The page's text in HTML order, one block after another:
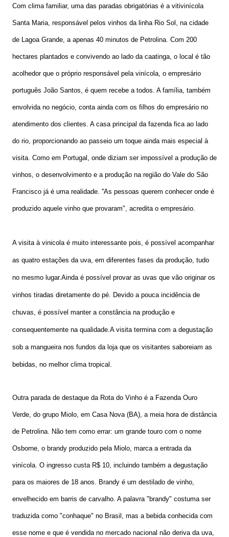
Com clima familiar, uma das paradas obrigatórias é a vitivinícola
Santa Maria, responsável pelos vinhos da linha Rio Sol, na cidade
de Lagoa Grande, a apenas 40 minutos de Petrolina. Com 200
hectares plantados e convivendo ao lado da caatinga, o local é tão
acolhedor que o próprio responsável pela vinícola, o empresário
português João Santos, é quem recebe a todos. A família, também
envolvida no negócio, conta ainda com os filhos do empresário no
atendimento dos clientes. A casa principal da fazenda fica ao lado
do rio, proporcionando ao passeio um toque ainda mais especial à
visita. Como em Portugal, onde diziam ser impossível a produção de
vinhos, o desenvolvimento e a produção na região do Vale do São
Francisco já é uma realidade. ''As pessoas querem conhecer onde é
produzido aquele vinho que provaram", acredita o empresário.
A visita à vinicola é muito interessante pois, é possível acompanhar
as quatro estações da uva, em diferentes fases da produção, tudo
no mesmo lugar.Ainda é possível provar as uvas que vão originar os
vinhos tiradas diretamente do pé. Devido a pouca incidência de
chuvas, é possível manter a constância na produção e
consequentemente na qualidade.A visita termina com a degustação
sob a mangueira nos fundos da loja que os visitantes saboreiam as
bebidas, no melhor clima tropical.
Outra parada de destaque da Rota do Vinho é a Fazenda Ouro
Verde, do grupo Miolo, em Casa Nova (BA), a meia hora de distância
de Petrolina. Não tem como errar: um grande touro com o nome
Osborne, o brandy produzido pela Miolo, marca a entrada da
vinícola. O ingresso custa R$ 10, incluindo também a degustação
para os maiores de 18 anos. Brandy é um destilado de vinho,
envelhecido em barris de carvalho. A palavra "brandy" costuma ser
traduzida como "conhaque" no Brasil, mas a bebida conhecida com
esse nome e que é vendida no mercado nacional não deriva da uva,